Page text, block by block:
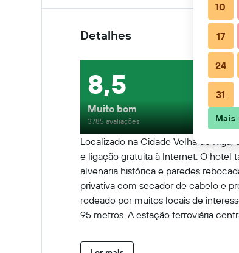
Detalhes
Localizado na Cidade Velha de
e ligação gratuita à Internet. O hotel
alvenaria histórica e paredes
privativa com secador de cabelo e
rodeado por muitos locais de
95 metros. A estação ferroviária
8,5
Muito bom
3785 avaliações
10
17
24
31
Mais